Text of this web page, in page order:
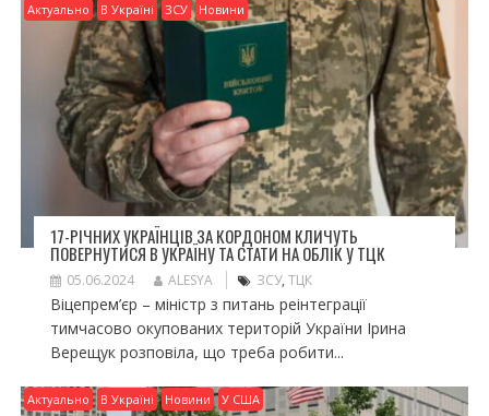
Актуально В Україні ЗСУ Новини
17-РІЧНИХ УКРАЇНЦІВ ЗА КОРДОНОМ КЛИЧУТЬ
ПОВЕРНУТИСЯ В УКРАЇНУ ТА СТАТИ НА ОБЛІК У ТЦК
05.06.2024 ALESYA ЗСУ, ТЦК
Віцепрем’єр – міністр з питань реінтеграції
тимчасово окупованих територій України Ірина
Верещук розповіла, що треба робити...
Актуально В Україні Новини У США